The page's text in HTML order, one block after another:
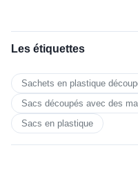
Les étiquettes
Sachets en plastique
Sacs découpés avec des
Sacs en plastique